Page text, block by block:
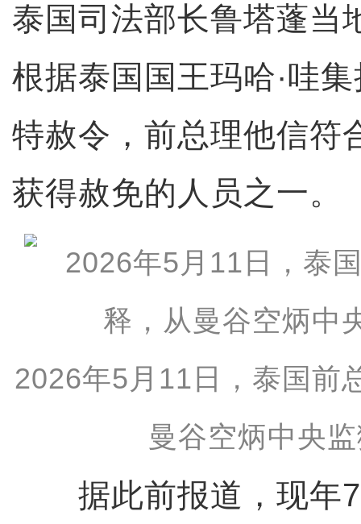
泰国司法部长鲁塔蓬当
根据泰国国王玛哈·哇
特赦令，前总理他信符
获得赦免的人员之一。
2026年5月11日，泰国前
曼谷空炳中央
据此前报道，现年